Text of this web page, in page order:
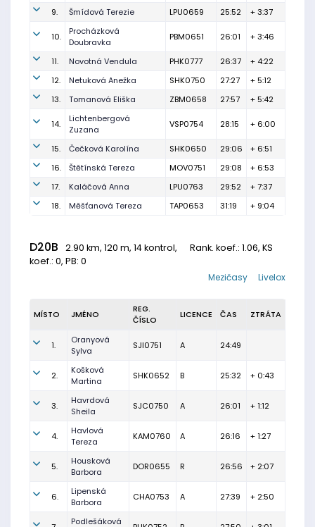
9.
Šmídová Terezie LPU0659 25:52 + 3:37
10.
Procházková
Doubravka
PBM0651 26:01 + 3:46
11. Novotná Vendula PHK0777 26:37
+ 4:22
12.
Netuková Anežka SHK0750 27:27
+ 5:12
13.
Tomanová Eliška ZBM0658 27:57 + 5:42
14.
Lichtenbergová
Zuzana
VSP0754 28:15 + 6:00
15. Čečková Karolína SHK0650 29:06
+ 6:51
16.
Štětínská Tereza MOV0751 29:08
+ 6:53
17.
Kaláčová Anna LPU0763 29:52
+ 7:37
18.
Měšťanová Tereza TAP0653 31:19 + 9:04
D20B 2.90 km, 120 m, 14 kontrol, Rank. koef.: 1.06, KS
koef.: 0, PB: 0
Livelox
Mezičasy
MÍSTO JMÉNO
REG.
ČÍSLO
LICENCE ČAS ZTRÁTA
1.
Oranyová
Sylva
SJI0751 A 24:49
2.
Košková
Martina
SHK0652 B 25:32 + 0:43
3.
Havrdová
Sheila
SJC0750 A 26:01 + 1:12
4.
Havlová
Tereza
KAM0760 A 26:16 + 1:27
5.
Housková
Barbora
DOR0655 R 26:56 + 2:07
6.
Lipenská
Barbora
CHA0753 A 27:39 + 2:50
Podlešáková